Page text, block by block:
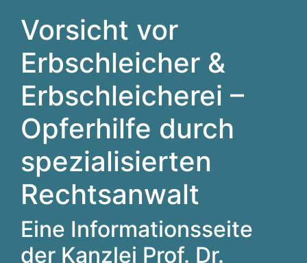
Vorsicht vor
Erbschleicher &
Erbschleicherei –
Opferhilfe durch
spezialisierten
Rechtsanwalt
Eine Informationsseite
der Kanzlei Prof. Dr.